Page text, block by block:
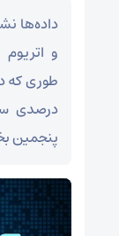
داده‌ها
و
پنجمین